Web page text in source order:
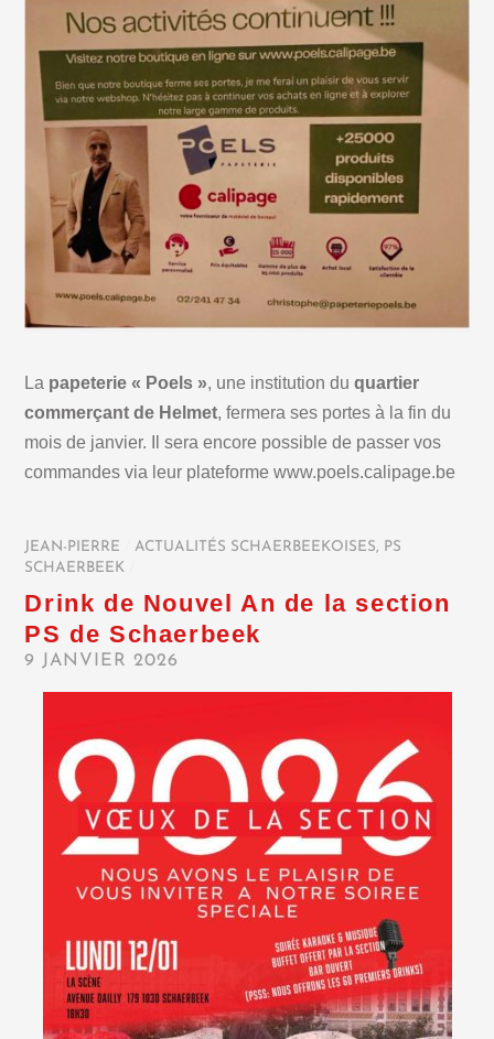
La papeterie « Poels », une institution duquartier
commerçant de Helmet, fermera ses portes à la fin du
mois de janvier. Il sera encore possible de passer vos
commandes via leur plateforme www.poels.calipage.be
JEAN-PIERRE ACTUALITÉS SCHAERBEEKOISES,
PS
SCHAERBEEK
Drink de Nouvel An de la section
PS de Schaerbeek
9 JANVIER 2026